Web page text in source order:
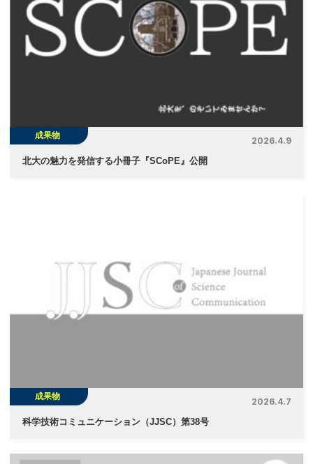
シ
ョ
成果物
2026.4.9
北大の魅力を発信する小冊子『SCoPE』公開
成果物
2026.4.7
科学技術コミュニケーション（JJSC）第38号